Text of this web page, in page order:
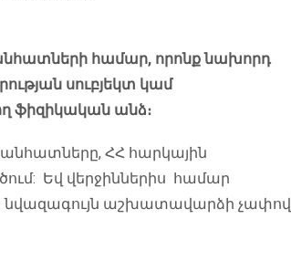
համար, որոնք նախորդ
սուբյեկտ կամ
ֆիզիկական անձ։
ՀՀ հարկային
Եվ վերջիններիս համար
նվազագույն աշխատավարձի չափով